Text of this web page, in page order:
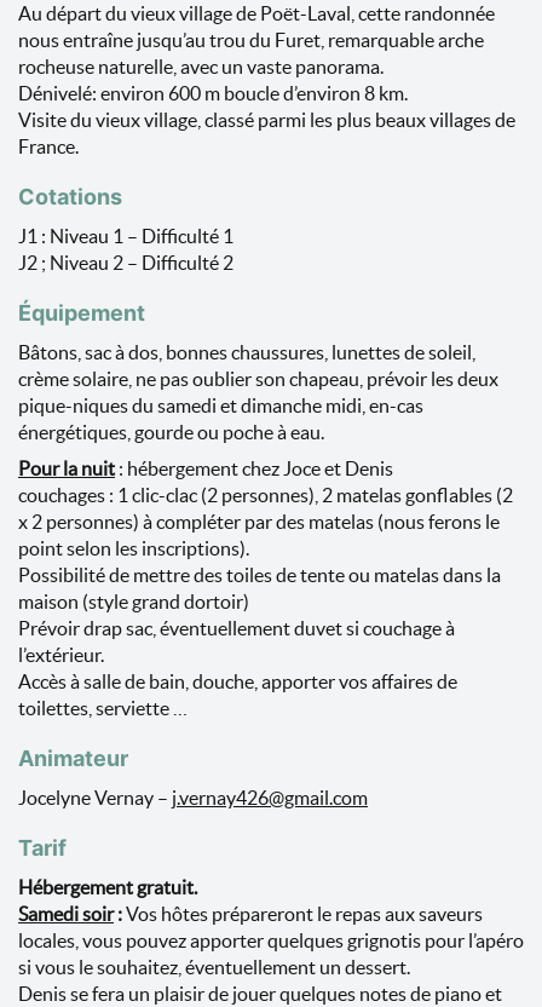
Au départ du vieux village de Poët-Laval, cette randonnée
nous entraîne jusqu’au trou du Furet, remarquable arche
rocheuse naturelle, avec un vaste panorama.
Dénivelé: environ 600 m boucle d’environ 8 km.
Visite du vieux village, classé parmi les plus beaux villages de
France.
Cotations
J1 : Niveau 1 – Difficulté 1
J2 ; Niveau 2 – Difficulté 2
Équipement
Bâtons, sac à dos, bonnes chaussures, lunettes de soleil,
crème solaire, ne pas oublier son chapeau, prévoir les deux
pique-niques du samedi et dimanche midi, en-cas
énergétiques, gourde ou poche à eau.
Pour la nuit : hébergement chez Joce et Denis
couchages : 1 clic-clac (2 personnes), 2 matelas gonflables (2
x 2 personnes) à compléter par des matelas (nous ferons le
point selon les inscriptions).
Possibilité de mettre des toiles de tente ou matelas dans la
maison (style grand dortoir)
Prévoir drap sac, éventuellement duvet si couchage à
l’extérieur.
Accès à salle de bain, douche, apporter vos affaires de
toilettes, serviette …
Animateur
Jocelyne Vernay – j.vernay426@gmail.com
Tarif
Hébergement gratuit.
Samedi soir:Vos hôtes prépareront le repas aux saveurs
locales, vous pouvez apporter quelques grignotis pour l’apéro
si vous le souhaitez, éventuellement un dessert.
Denis se fera un plaisir de jouer quelques notes de piano et